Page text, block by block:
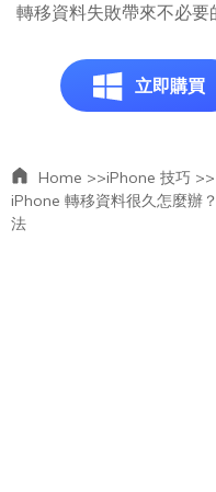
轉移資料失敗帶來不必要
立即購買
Home >>iPhone 技巧 >>
iPhone 轉移資料很久怎麼辦
法